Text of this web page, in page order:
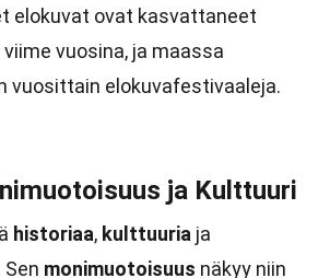
elokuvat ovat kasvattaneet
vuosina, ja maassa
vuosittain elokuvafestivaaleja.
ja Kulttuuri
historiaa, kulttuuria ja
Sen monimuotoisuus näkyy niin